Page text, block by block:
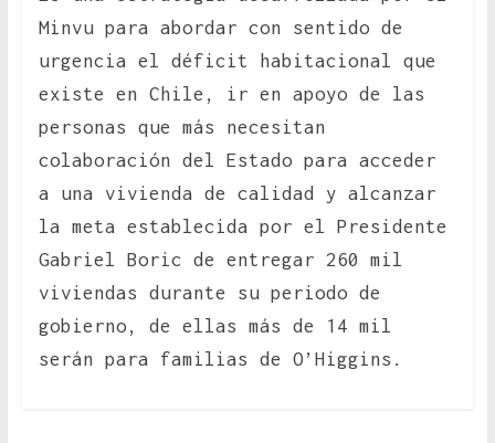
Minvu para abordar con sentido de
urgencia el déficit habitacional que
existe en Chile, ir en apoyo de las
personas que más necesitan
colaboración del Estado para acceder
a una vivienda de calidad y alcanzar
la meta establecida por el Presidente
Gabriel Boric de entregar 260 mil
viviendas durante su periodo de
gobierno, de ellas más de 14 mil
serán para familias de O’Higgins.